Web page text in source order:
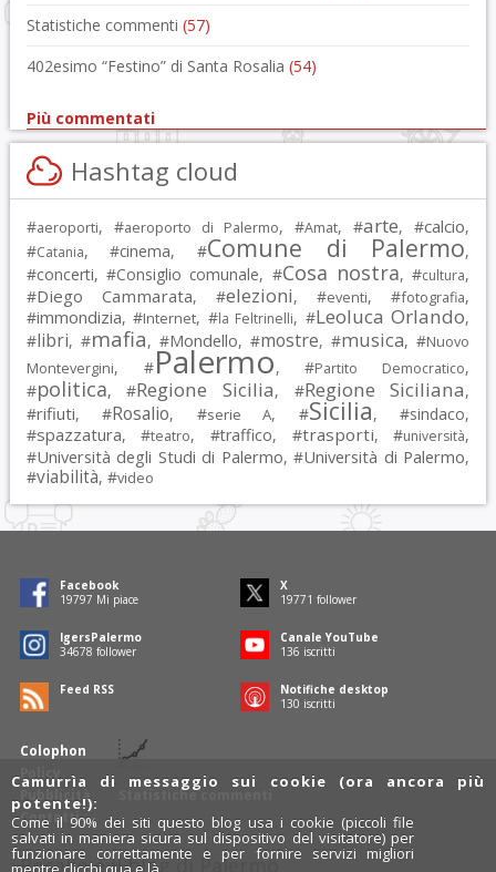
Statistiche commenti (57)
402esimo “Festino” di Santa Rosalia (54)
Più commentati
Hashtag cloud
#aeroporti, #aeroporto di Palermo, #Amat, #arte, #calcio,
#Catania, #cinema, #Comune di Palermo,
#concerti, #Consiglio comunale, #Cosa nostra, #cultura,
#Diego Cammarata, #elezioni, #eventi, #fotografia,
#immondizia, #Internet, #la Feltrinelli, #Leoluca Orlando,
#libri, #mafia, #Mondello, #mostre, #musica, #Nuovo
Montevergini, #Palermo, #Partito Democratico,
#politica, #Regione Sicilia, #Regione Siciliana,
#rifiuti, #Rosalio, #serie A, #Sicilia, #sindaco,
#spazzatura, #teatro, #traffico, #trasporti, #università,
#Università degli Studi di Palermo, #Università di Palermo,
#viabilità, #video
Colophon
Policy
Pubblicità
Contatti
Statistiche commenti
Facebook
19797 Mi piace
X
19771 follower
IgersPalermo
34678 follower
Canale YouTube
136 iscritti
Feed RSS
Notifiche desktop
130 iscritti
Rosalio è il blog di Palermo
Camurrìa di messaggio sui cookie (ora ancora più
potente!):
Come il 90% dei siti questo blog usa i cookie (piccoli file
salvati in maniera sicura sul dispositivo del visitatore) per
funzionare correttamente e per fornire servizi migliori